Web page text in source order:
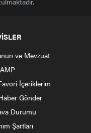
ve Mevzuat
AMP
İçeriklerim
Gönder
Durumu
Şartları